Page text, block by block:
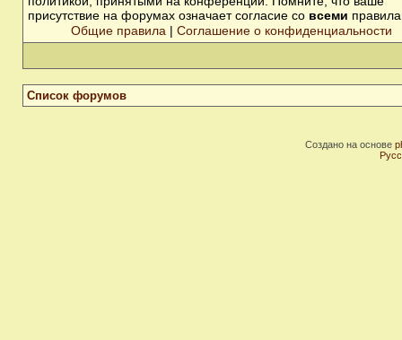
присутствие на форумах означает согласие со всеми
Общие правила | Соглашение о конфиденциальности
Список форумов
Создано на основе